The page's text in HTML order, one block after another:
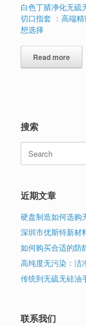
白色丁腈净化无硫
切口指套 ：高端
想选择
Read more
搜索
for:
近期文章
硬盘制造如何选购
深圳市优斯特新材
如何购买合适的防
高纯度无污染：洁
传统到无硫无硅油
联系我们